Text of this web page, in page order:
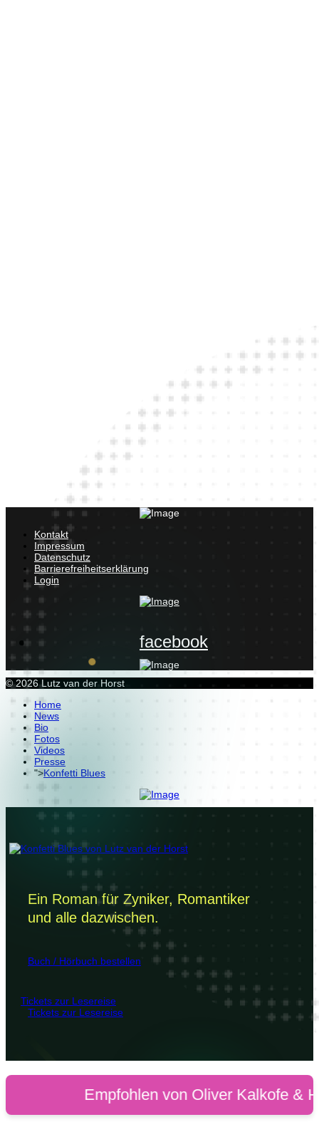
Kontakt
Impressum
Datenschutz
Barrierefreiheitserklärung
Login
facebook
© 2026 Lutz van der Horst
Home
News
Bio
Fotos
Videos
Presse
">Konfetti Blues
Ein Roman für Zyniker, Romantiker
und alle dazwischen.
Buch / Hörbuch bestellen
Tickets zur Lesereise
Tickets zur Lesereise
Empfohlen von Oliver Kalkofe & Hazel